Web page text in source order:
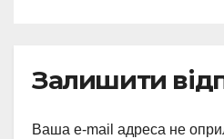
Залишити
Ваша e-mail адреса не